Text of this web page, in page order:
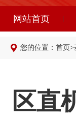
网站首页
您的位置： 首页>
区直